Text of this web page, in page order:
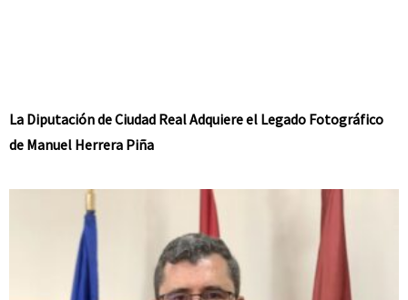
La Diputación de Ciudad Real Adquiere el Legado Fotográfico
de Manuel Herrera Piña